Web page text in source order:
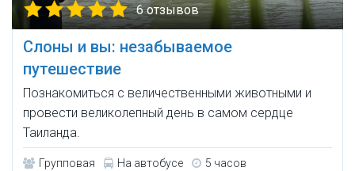
6 отзывов
Слоны и вы: незабываемое
путешествие
Познакомиться с величественными животными и
провести великолепный день в самом сердце
Таиланда.
Групповая На автобусе 5 часов